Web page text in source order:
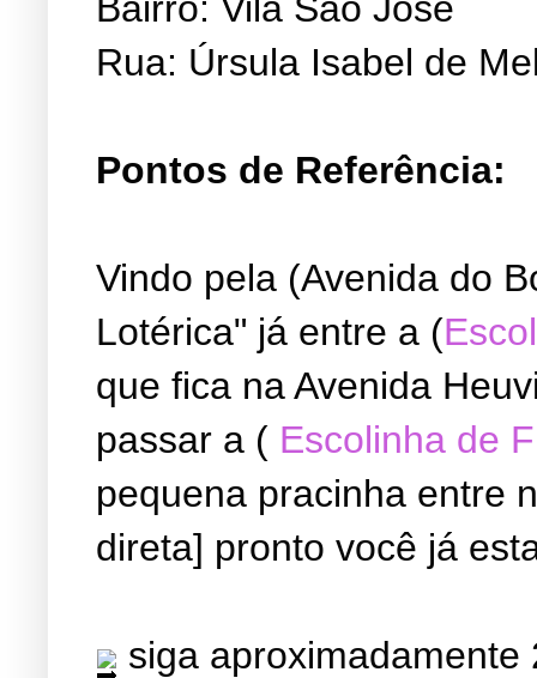
Rua: Úrsula Isabel de
Pontos de Referência:
Vindo pela (Avenida do
Lotérica" já entre a (
que fica na Avenida
passar a ( Escolinha de
pequena pracinha entre
direta] pronto você já
siga